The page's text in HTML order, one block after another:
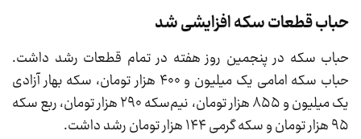
حباب قطعات سکه افزایشی شد
حباب سکه در پنجمین روز هفته در تمام قطعات رشد داشت.
حباب سکه امامی یک میلیون و ۴۰۰ هزار تومان، سکه بهار آزادی
یک میلیون و ۸۵۵ هزار تومان، نیم‌سکه ۲۹۰ هزار تومان، ربع‌ سکه
۹۵ هزار تومان و سکه گرمی ۱۴۴ هزار تومان رشد داشت.